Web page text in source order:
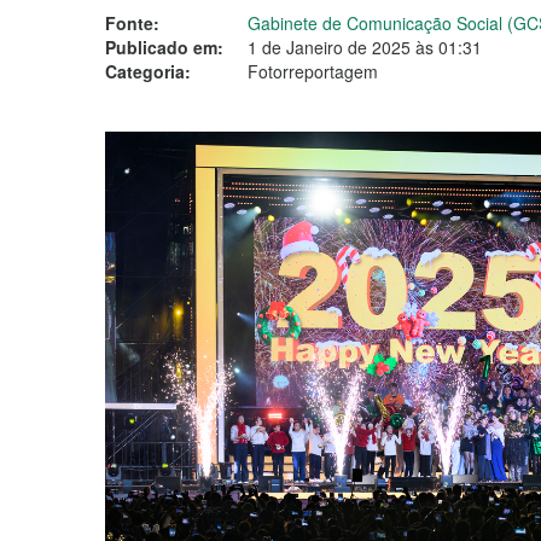
Fonte:
Gabinete de Comunicação Social
Publicado em:
1 de Janeiro de 2025 às 01:31
Categoria:
Fotorreportagem